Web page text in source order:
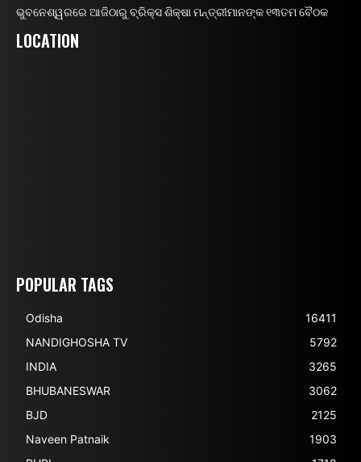
ଭୁବନେଶ୍ୱରରେ ଆଜିଠାରୁ ବ୍ରିକ୍ସ ଶିକ୍ଷା ମନ୍ତ୍ରୀମାନଙ୍କ ୧୩ତମ ବୈଠକ
LOCATION
POPULAR TAGS
Odisha
16411
NANDIGHOSHA TV
5792
INDIA
3265
BHUBANESWAR
3062
BJD
2125
Naveen Patnaik
1903